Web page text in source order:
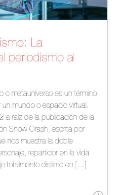
La
periodismo al
o metauniverso es un término
un mundo o espacio virtual.
a raíz de la publicación de la
Snow Crash, escrita por
nos muestra la doble
repartidor en la vida
totalmente distinto en […]